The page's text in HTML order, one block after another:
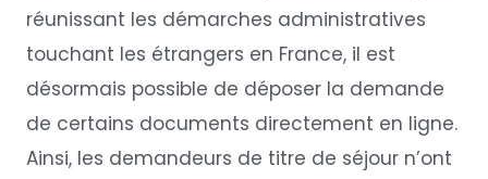
réunissant les démarches administratives
touchant les étrangers en France, il est
désormais possible de déposer la demande
de certains documents directement en ligne.
Ainsi, les demandeurs de titre de séjour n’ont